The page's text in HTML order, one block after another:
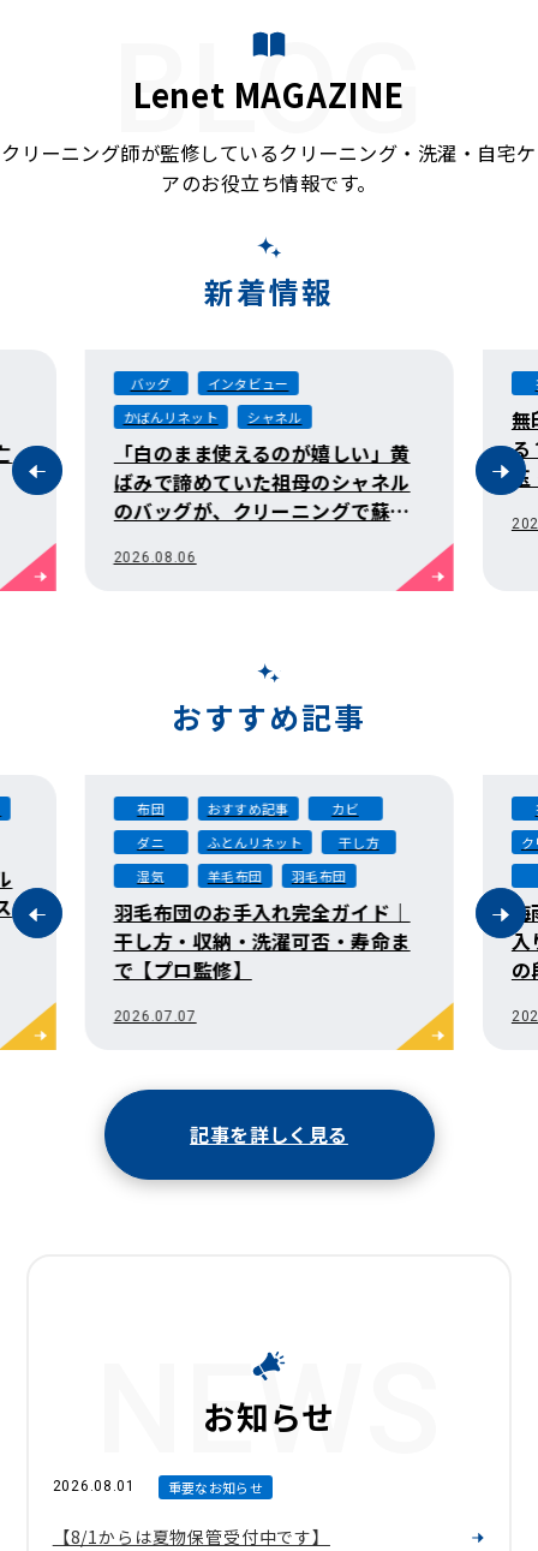
BLOG
Lenet MAGAZINE
クリーニング師が監修しているクリーニング・洗濯・自宅ケ
アのお役立ち情報です。
新着情報
黄
ル
衣類 コート
無印良品のコートは自宅で洗え
る？クリーニング料金相場と毛
玉・形崩れ対策
2026.08.05
おすすめ記事
｜
ま
衣類 おすすめ記事
カビ
クリーニング
ニオイ
梅雨
梅雨の衣類ケア完全ガイド｜梅雨
入り前・梅雨真っ最中・梅雨明け
の段取り
2026.06.03
記事を詳しく見る
NEWS
お知らせ
2026.08.01 重要なお知らせ
【8/1からは夏物保管受付中です】